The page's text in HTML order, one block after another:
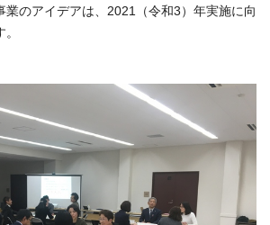
のアイデアは、2021（令和3）年実施に向